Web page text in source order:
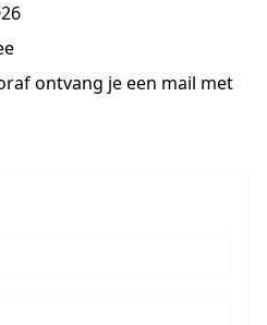
ontvang je een mail met